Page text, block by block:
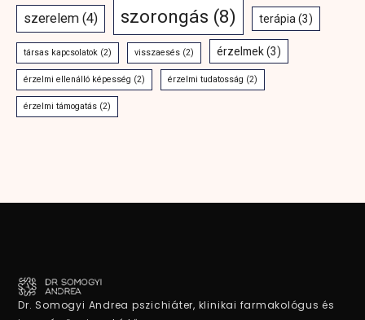
szerelem (4) szorongás (8) terápia (3)
társas kapcsolatok (2) visszaesés (2) érzelmek(3)
érzelmi ellenálló képesség (2) érzelmi tudatosság (2)
érzelmi támogatás (2)
Dr. Somogyi Andrea pszichiáter, klinikai farmakológus és